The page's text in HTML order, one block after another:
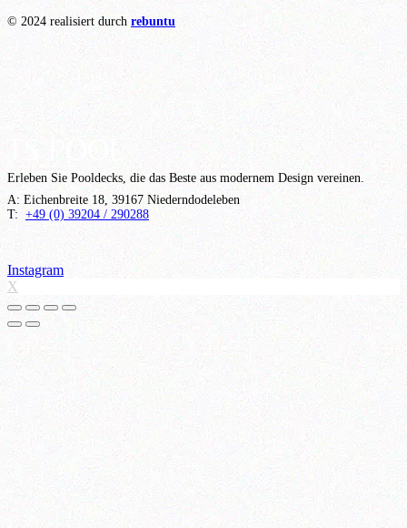
© 2024 realisiert durch rebuntu
TS POOL
Erleben Sie Pooldecks, die das Beste aus modernem Design vereinen.
A: Eichenbreite 18, 39167 Niederndodeleben
T: +49 (0) 39204 / 290288
Instagram
X